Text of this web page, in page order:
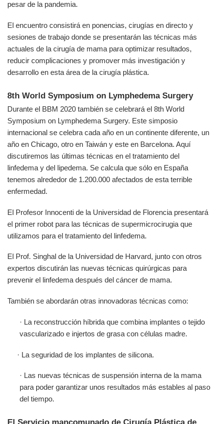
pesar de la pandemia.
El encuentro consistirá en ponencias, cirugías en directo y
sesiones de trabajo donde se presentarán las técnicas más
actuales de la cirugía de mama para optimizar resultados,
reducir complicaciones y promover más investigación y
desarrollo en esta área de la cirugía plástica.
8th World Symposium on Lymphedema Surgery
Durante el BBM 2020 también se celebrará el 8th World
Symposium on Lymphedema Surgery. Este simposio
internacional se celebra cada año en un continente diferente, un
año en Chicago, otro en Taiwán y este en Barcelona. Aquí
discutiremos las últimas técnicas en el tratamiento del
linfedema y del lipedema. Se calcula que sólo en España
tenemos alrededor de 1.200.000 afectados de esta terrible
enfermedad.
El Profesor Innocenti de la Universidad de Florencia presentará
el primer robot para las técnicas de supermicrocirugia que
utilizamos para el tratamiento del linfedema.
El Prof. Singhal de la Universidad de Harvard, junto con otros
expertos discutirán las nuevas técnicas quirúrgicas para
prevenir el linfedema después del cáncer de mama.
También se abordarán otras innovadoras técnicas como:
· La reconstrucción híbrida que combina implantes o tejido
vascularizado e injertos de grasa con células madre.
· La seguridad de los implantes de silicona.
· Las nuevas técnicas de suspensión interna de la mama
para poder garantizar unos resultados más estables al paso
del tiempo.
El Servicio mancomunado de Cirugía Plástica de